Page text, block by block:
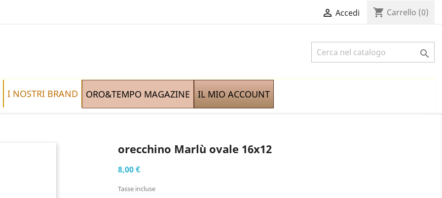
 Accedi shopping_cart Carrello (0)

I NOSTRI BRAND ORO&TEMPO MAGAZINE IL MIO ACCOUNT
orecchino Marlù ovale 16x12
8,00 €
Tasse incluse